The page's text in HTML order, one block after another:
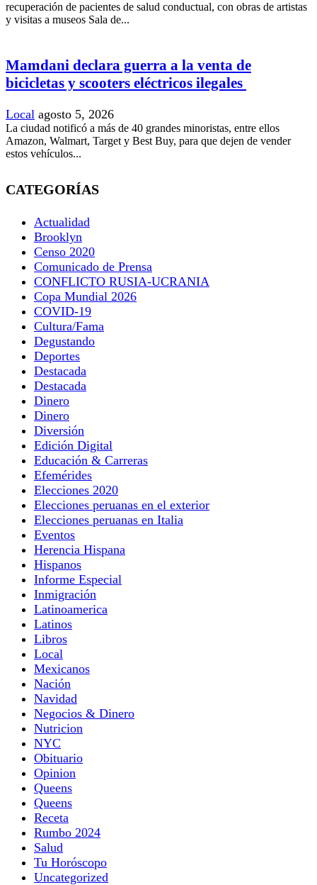
recuperación de pacientes de salud conductual, con obras de artistas
y visitas a museos Sala de...
Mamdani declara guerra a la venta de
bicicletas y scooters eléctricos ilegales
Local agosto 5, 2026
La ciudad notificó a más de 40 grandes minoristas, entre ellos
Amazon, Walmart, Target y Best Buy, para que dejen de vender
estos vehículos...
CATEGORÍAS
Actualidad
Brooklyn
Censo 2020
Comunicado de Prensa
CONFLICTO RUSIA-UCRANIA
Copa Mundial 2026
COVID-19
Cultura/Fama
Degustando
Deportes
Destacada
Destacada
Dinero
Dinero
Diversión
Edición Digital
Educación & Carreras
Efemérides
Elecciones 2020
Elecciones peruanas en el exterior
Elecciones peruanas en Italia
Eventos
Herencia Hispana
Hispanos
Informe Especial
Inmigración
Latinoamerica
Latinos
Libros
Local
Mexicanos
Nación
Navidad
Negocios & Dinero
Nutricion
NYC
Obituario
Opinion
Queens
Queens
Receta
Rumbo 2024
Salud
Tu Horóscopo
Uncategorized